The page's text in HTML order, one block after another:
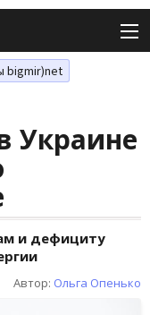
bigmir)net
Украине
и дефициту
Автор: Ольга Опенько